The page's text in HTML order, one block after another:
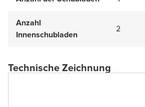
Anzahl
Innenschubladen
2
Technische Zeichnung